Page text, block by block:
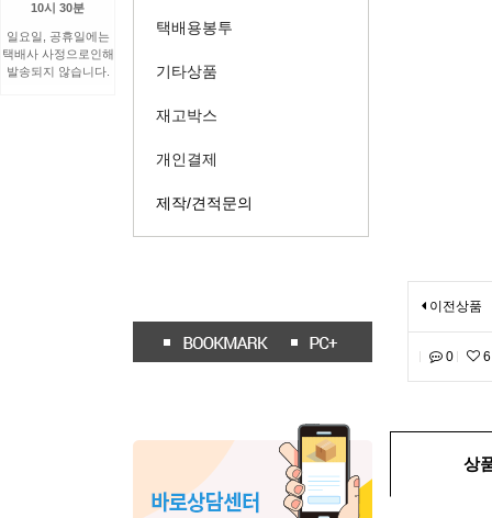
10시 30분
일요일, 공휴일에는
택배사 사정으로인해
발송되지 않습니다.
택배용봉투
기타상품
재고박스
개인결제
제작/견적문의
이전상품
0 6
상